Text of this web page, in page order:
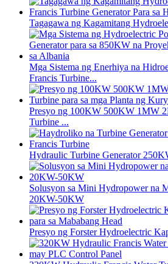
Tagagawa ng Kagamitang
Mga Sistema ng Enerhiya na
Francis Turbine...
Presyo ng 100KW 500KW 1MW
Turbine ...
Hydraulic Turbine Generator
Solusyon sa Mini Hydropower na
20KW-50KW
Presyo ng Forster Hydroelectric